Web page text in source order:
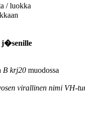
/ luokka
j�senille
B krj20 muodossa
virallinen nimi VH-